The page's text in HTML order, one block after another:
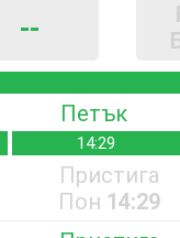
--
Петък
14:29
Пристига
Пон 14:29